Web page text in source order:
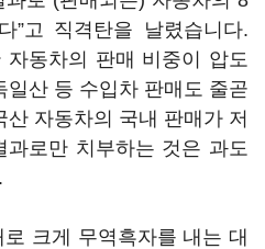
”고 직격탄을 날렸습니다.
동차의 판매 비중이 압도
일산 등 수입차 판매도 줄곧
자동차의 국내 판매가 저
로만 치부하는 것은 과도
크게 무역흑자를 내는 대